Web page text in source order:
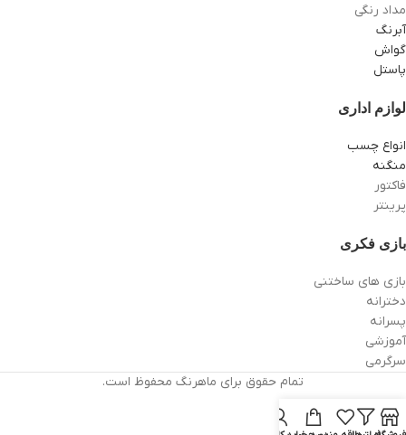
مداد رنگی
آبرنگ
گواش
پاستل
لوازم اداری
انواع چسب
منگنه
فاکتور
پرینتر
بازی فکری
بازی های ساختنی
دخترانه
پسرانه
آموزشی
سرگرمی
تمام حقوق برای ماهرنگ محفوظ است.